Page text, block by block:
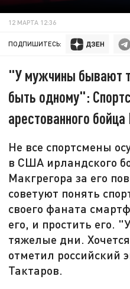
12 МАРТА 12:36
ПОДПИШИТЕСЬ:
"У мужчины бывают
быть одному":
арестованного
Не все спортсмены
в США ирландского
Макгрегора за его
советуют понять
своего фаната
его, и простить его.
тяжелые дни.
отметил российский
Тактаров.